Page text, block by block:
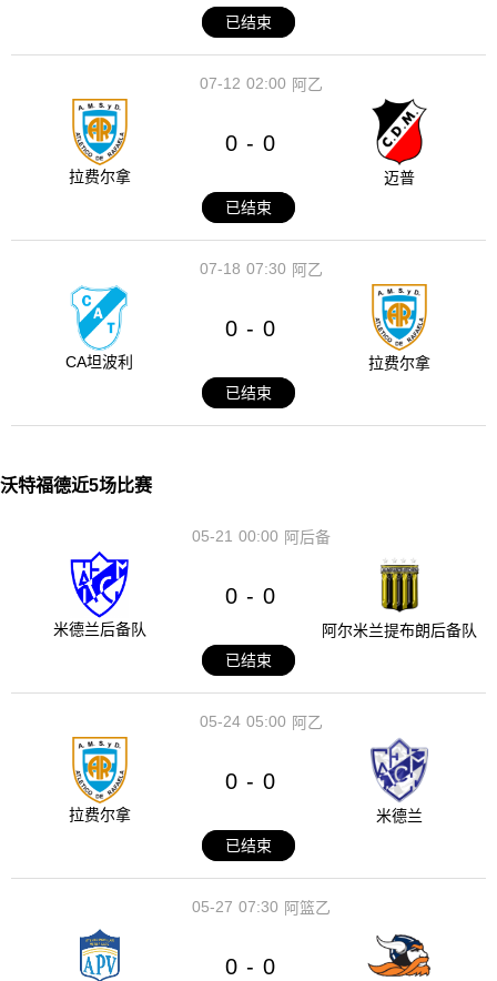
已结束
02:00
07-12 阿乙
拉费尔拿
0 - 0
迈普
已结束
07:30
07-18 阿乙
CA坦波利
0 - 0
拉费尔拿
已结束
沃特福德近5场比赛
00:00
05-21 阿后备
米德兰后备队
0 - 0
阿尔米兰提布朗后备队
已结束
05:00
05-24 阿乙
拉费尔拿
0 - 0
米德兰
已结束
07:30
05-27 阿篮乙
0 - 0